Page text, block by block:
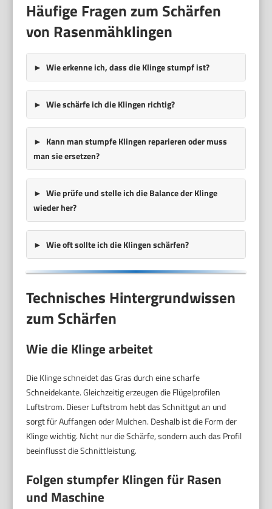
Häufige Fragen zum Schärfen
von Rasenmähklingen
Wie erkenne ich, dass die Klinge stumpf ist?
Wie schärfe ich die Klingen richtig?
Kann man stumpfe Klingen reparieren oder muss
man sie ersetzen?
Wie prüfe und stelle ich die Balance der Klinge
wieder her?
Wie oft sollte ich die Klingen schärfen?
Technisches Hintergrundwissen
zum Schärfen
Wie die Klinge arbeitet
Die Klinge schneidet das Gras durch eine scharfe
Schneidekante. Gleichzeitig erzeugen die Flügelprofilen
Luftstrom. Dieser Luftstrom hebt das Schnittgut an und
sorgt für Auffangen oder Mulchen. Deshalb ist die Form der
Klinge wichtig. Nicht nur die Schärfe, sondern auch das Profil
beeinflusst die Schnittleistung.
Folgen stumpfer Klingen für Rasen
und Maschine